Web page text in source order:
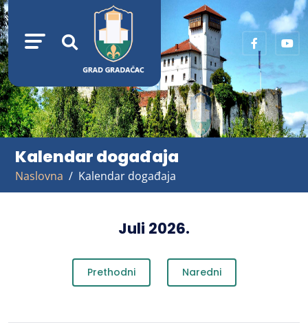
Kalendar događaja
Naslovna Kalendar događaja
Juli 2026.
Prethodni Naredni